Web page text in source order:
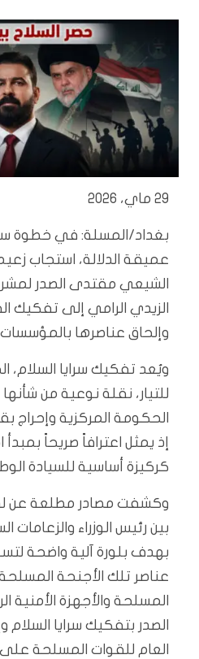
29 ماي، 2026
بغداد/المسلة: في خطوة
عميقة الدلالة، استجاب
الشيعي مقتدى الصدر
الزيدي الرامي إلى تفكيك
وإلحاق عناصرها بالمؤسسات
ويُعد تفكيك سرايا السلام،
للتيار، نقلة نوعية من
الحكومة المركزية وإحراج
إذ يمثل اعترافاً صريحاً بمبدأ
كركيزة أساسية للسيادة
وكشفت مصادر مطلعة عن
بين رئيس الوزراء والزعامات
بهدف بلورة آلية واضحة
عناصر تلك الأجنحة
المسلحة والأجهزة الأمنية
الصدر بتفكيك سرايا السلام
العام للقوات المسلحة على